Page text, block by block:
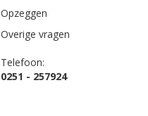
Opzeggen
Overige vragen
Telefoon:
0251 - 257924